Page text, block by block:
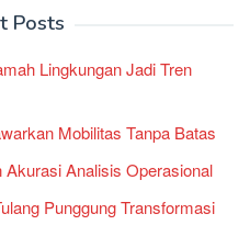
Posts
Lingkungan Jadi Tren
Mobilitas Tanpa Batas
Analisis Operasional
Punggung Transformasi